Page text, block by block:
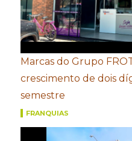
Marcas do Grupo
crescimento de dois
semestre
FRANQUIAS